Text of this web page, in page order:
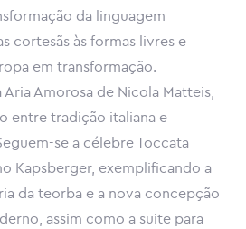
da linguagem
cortesãs às formas livres e
em transformação.
Amorosa de Nicola Matteis,
entre tradição italiana e
se a célebre Toccata
Kapsberger, exemplificando a
da teorba e a nova concepção
assim como a suite para